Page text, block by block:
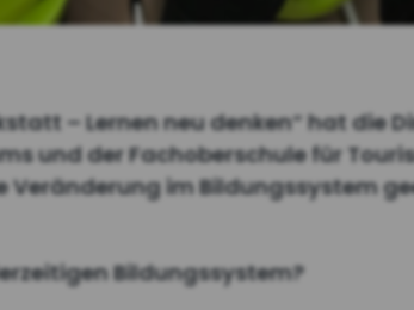
– Lernen neu denken“ hat die
und der Fachoberschule für
im Bildungssystem
Bildungssystem?